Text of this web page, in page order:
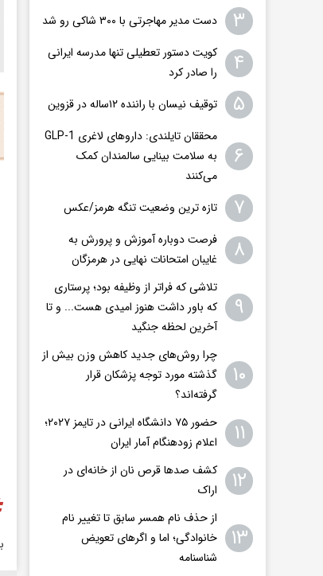
۳ دست مدیر مهاجرتی با ۳۰۰ شاکی رو شد
۴
کویت دستور تعطیلی تنها مدرسه ایرانی
را صادر کرد
۵ توقیف نیسان با راننده ۱۲ساله در قزوین
۶
محققان تایلندی: داروهای لاغری GLP-1
به سلامت بینایی سالمندان کمک
می‌کنند
۷ تازه ترین وضعیت تنگه هرمز/عکس
۸
فرصت دوباره آموزش و پرورش به
غایبان امتحانات نهایی در هرمزگان
۹
تلاشی که فراتر از وظیفه بود؛ پرستاری
که باور داشت هنوز امیدی هست... و تا
آخرین لحظه جنگید
۱۰
چرا روش‌های جدید کاهش وزن بیش از
گذشته مورد توجه پزشکان قرار
گرفته‌اند؟
۱۱
حضور ۷۵ دانشگاه ایرانی در تایمز ۲۰۲۷؛
اعلام زودهنگام آمار ایران
۱۲
کشف صدها قرص نان از خانه‌ای در
اراک
۱۳
از حذف نام همسر سابق تا تغییر نام
خانوادگی؛ اما و اگرهای تعویض
شناسنامه